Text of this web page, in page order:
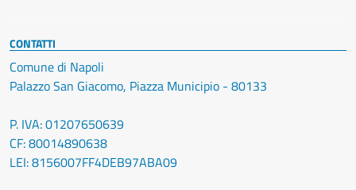
CONTATTI
Comune di Napoli
Palazzo San Giacomo, Piazza Municipio - 80133
P. IVA: 01207650639
CF: 80014890638
LEI: 8156007FF4DEB97ABA09